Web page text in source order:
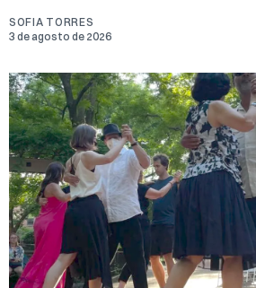
SOFIA TORRES
3 de agosto de 2026